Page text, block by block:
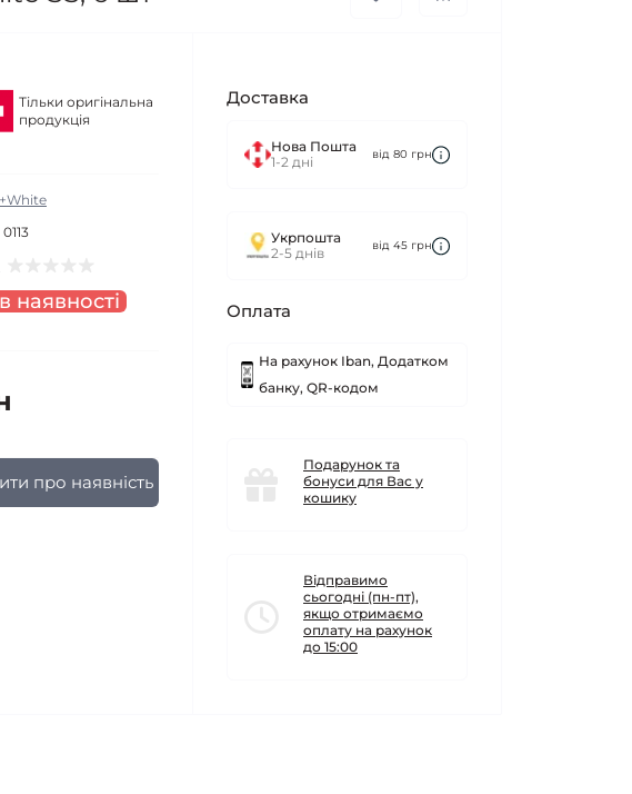
Тільки оригінальна
продукція
0113
наявності
про наявність
Доставка
Нова Пошта
1-2 дні
від 80 грн
Укрпошта
2-5 днів
від 45 грн
Оплата
На рахунок Iban, Додатком
банку, QR-кодом
Подарунок та
бонуси для Вас у
кошику
Відправимо
сьогодні (пн-пт),
якщо отримаємо
оплату на рахунок
до 15:00